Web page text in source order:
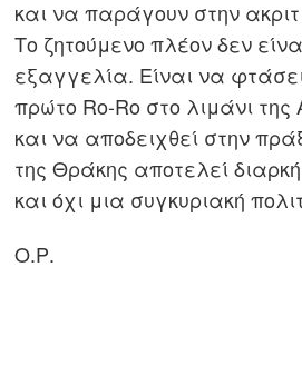
και να παράγουν στην
Το ζητούμενο πλέον δεν
εξαγγελία. Είναι να
πρώτο Ro-Ro στο λιμάνι
και να αποδειχθεί στην
της Θράκης αποτελεί
και όχι μια συγκυριακή
Ο.Ρ.